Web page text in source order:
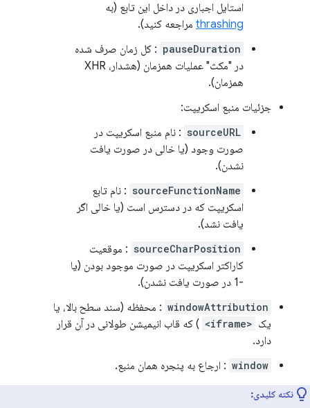
استایل اجباری در داخل این تابع (به
thrashing مراجعه کنید).
pauseDuration : کل زمان صرف شده
در "مکث" عملیات همزمان (هشدار، XHR
همزمان).
جزئیات منبع اسکریپت:
sourceURL : نام منبع اسکریپت در
صورت وجود (یا خالی در صورت یافت
نشدن).
sourceFunctionName : نام تابع
اسکریپت که در دسترس است (یا خالی اگر
یافت نشد).
sourceCharPosition : موقعیت
کاراکتر اسکریپت در صورت موجود بودن (یا
-1 در صورت یافت نشدن).
windowAttribution : محفظه (سند سطح بالا، یا
یک <iframe>
) که قاب انیمیشن طولانی در آن قرار
دارد.
window : ارجاع به پنجره همان منبع.
نکته کلیدی: